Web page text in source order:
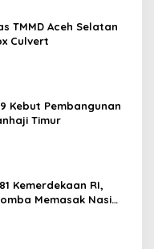
TMMD Aceh Selatan
Culvert
Kebut Pembangunan
Timur
Kemerdekaan RI,
Memasak Nasi